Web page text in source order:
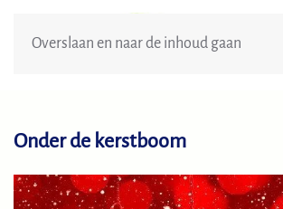
Overslaan en naar de inhoud gaan
Menu
Onder de kerstboom